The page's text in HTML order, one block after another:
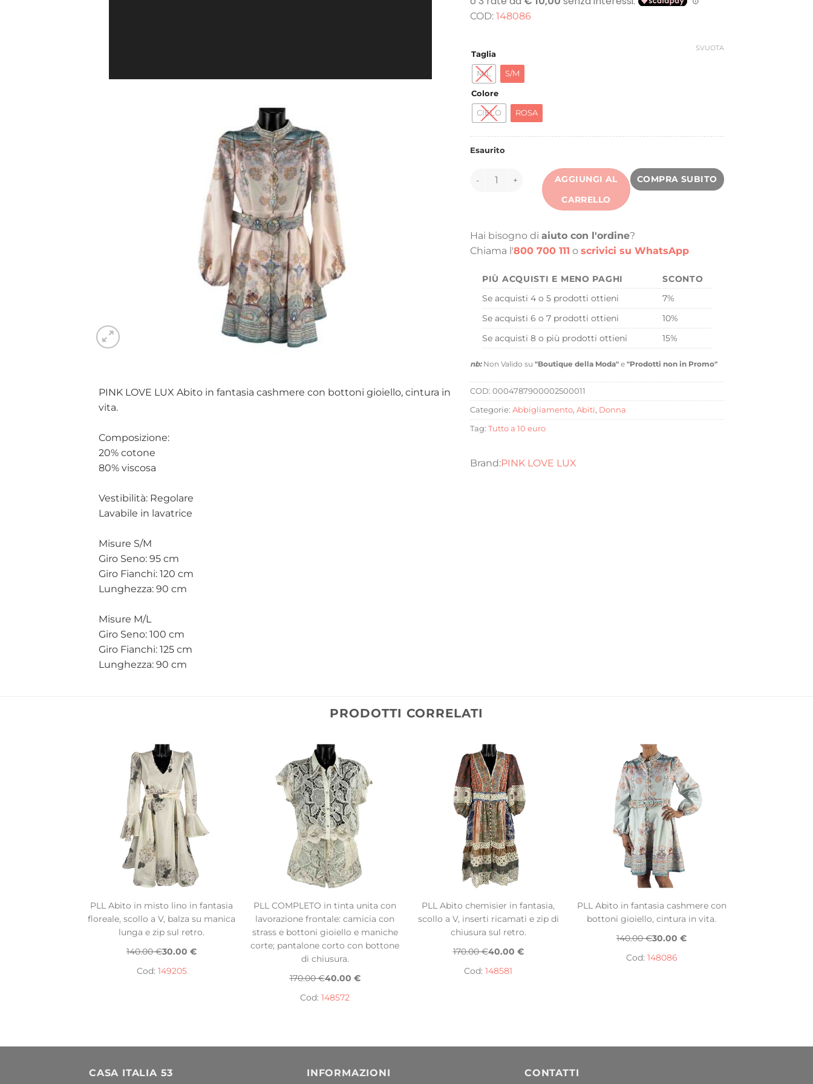
PINK LOVE LUX Abito in fantasia cashmere con bottoni gioiello, cintura in
vita.
Composizione:
20% cotone
80% viscosa
Vestibilità: Regolare
Lavabile in lavatrice
Misure S/M
Giro Seno: 95 cm
Giro Fianchi: 120 cm
Lunghezza: 90 cm
Misure M/L
Giro Seno: 100 cm
Giro Fianchi: 125 cm
Lunghezza: 90 cm
originaleattuale
COD: 148086
Taglia
M/L S/M
Colore
CIELO ROSA
SVUOTA
Esaurito
148086 quantità
AGGIUNGI AL
CARRELLO
COMPRA SUBITO
Hai bisogno di aiuto con l'ordine?
Chiama l'800 700 111 o scrivici su WhatsApp
PIÙ ACQUISTI E MENO PAGHI
SCONTO
Se acquisti 4 o 5 prodotti ottieni
7%
Se acquisti 6 o 7 prodotti ottieni
10%
Se acquisti 8 o più prodotti ottieni
15%
nb:Non Valido su "Boutique della Moda" e "Prodotti non in Promo"
COD: 0004787900002500011
Categorie: Abbigliamento, Abiti, Donna
Tag: Tutto a 10 euro
PINK LOVE LUX
PRODOTTI CORRELATI
PLL Abito in misto lino in fantasia
floreale, scollo a V, balza su manica
lunga e zip sul retro.
140.00 €30.00 €
Cod: 149205
PLL COMPLETO in tinta unita con
lavorazione frontale: camicia con
strass e bottoni gioiello e maniche
corte; pantalone corto con bottone
di chiusura.
170.00 €40.00 €
Cod: 148572
PLL Abito chemisier in fantasia,
scollo a V, inserti ricamati e zip di
chiusura sul retro.
170.00 €40.00 €
Cod: 148581
PLL Abito in fantasia cashmere con
bottoni gioiello, cintura in vita.
140.00 €30.00 €
Cod: 148086
CASA ITALIA 53 INFORMAZIONI CONTATTI